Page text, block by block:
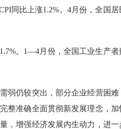
同比上涨1.2%。 4月份，全国居
1.7%。 1—4月份，全国工业生产者
弱仍较突出，部分企业经营困难
整准确全面贯彻新发展理念，加
，增强经济发展内生动力，进一